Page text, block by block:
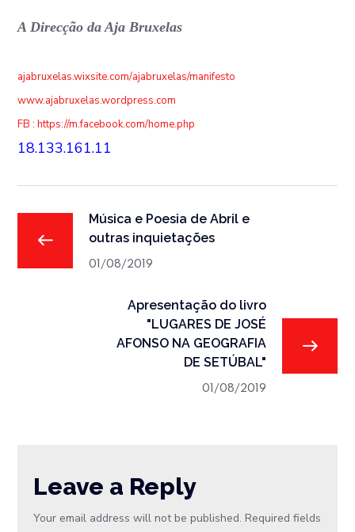
A Direcção da Aja Bruxelas
ajabruxelas.wixsite.com/ajabruxelas/manifesto
www.ajabruxelas.wordpress.com
FB : https://m.facebook.com/home.php
18.133.161.11
Música e Poesia de Abril e
outras inquietações
01/08/2019
Apresentação do livro
"LUGARES DE JOSÉ
AFONSO NA GEOGRAFIA
DE SETÚBAL"
01/08/2019
Leave a Reply
Your email address will not be published. Required fields